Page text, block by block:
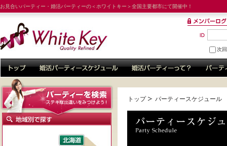
お見合いパーティー・婚活パーティーの＜ホワイトキー＞全国主要都市にて開催中！
次
トップ パーティースケジュール